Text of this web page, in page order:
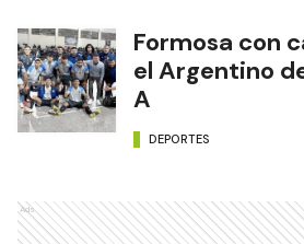
Formosa con
el Argentino
A
DEPORTES
Ads